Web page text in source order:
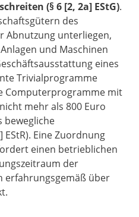
(§ 6 [2, 2a] EStG).
des
Abnutzung unterliegen,
und Maschinen
eines
Trivialprogramme
Computerprogramme mit
mehr als 800 Euro
bewegliche
Eine Zuordnung
einen betrieblichen
der
erfahrungsgemäß über